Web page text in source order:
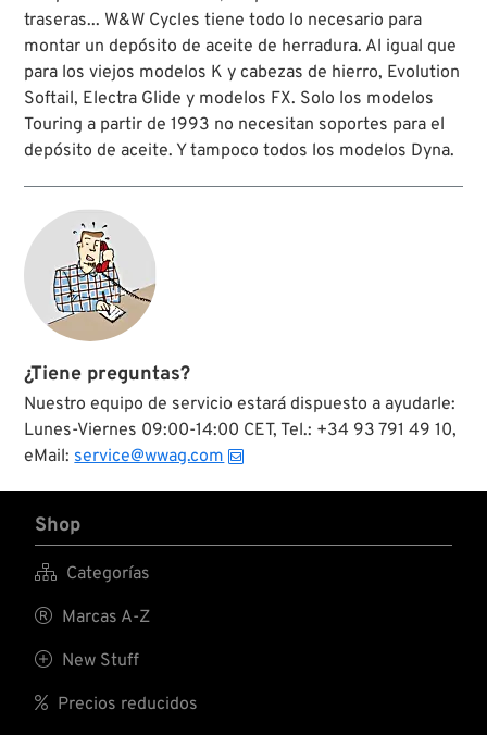
traseras... W&W Cycles tiene todo lo necesario para
montar un depósito de aceite de herradura. Al igual que
para los viejos modelos K y cabezas de hierro, Evolution
Softail, Electra Glide y modelos FX. Solo los modelos
Touring a partir de 1993 no necesitan soportes para el
depósito de aceite. Y tampoco todos los modelos Dyna.
¿Tiene preguntas?
Nuestro equipo de servicio estará dispuesto a ayudarle:
Lunes-Viernes 09:00-14:00 CET, Tel.: +34 93 791 49 10,
eMail: service@wwag.com
Shop
 Categorías
 Marcas A-Z
 New Stuff
 Precios reducidos